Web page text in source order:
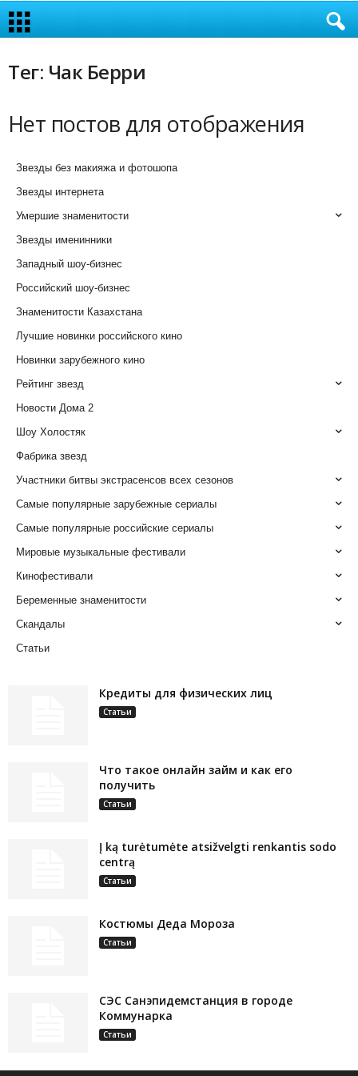
Тег: Чак Берри
Нет постов для отображения
Звезды без макияжа и фотошопа
Звезды интернета
Умершие знаменитости
Звезды именинники
Западный шоу-бизнес
Российский шоу-бизнес
Знаменитости Казахстана
Лучшие новинки российского кино
Новинки зарубежного кино
Рейтинг звезд
Новости Дома 2
Шоу Холостяк
Фабрика звезд
Участники битвы экстрасенсов всех сезонов
Самые популярные зарубежные сериалы
Самые популярные российские сериалы
Мировые музыкальные фестивали
Кинофестивали
Беременные знаменитости
Скандалы
Статьи
Кредиты для физических лиц
Статьи
Что такое онлайн займ и как его
получить
Статьи
Į ką turėtumėte atsižvelgti renkantis sodo
centrą
Статьи
Костюмы Деда Мороза
Статьи
СЭС Санэпидемстанция в городе
Коммунарка
Статьи